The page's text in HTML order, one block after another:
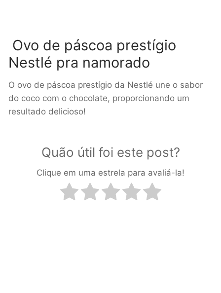
Ovo de páscoa prestígio
Nestlé pra namorado
O ovo de páscoa prestígio da Nestlé une o sabor
do coco com o chocolate, proporcionando um
resultado delicioso!
Quão útil foi este post?
Clique em uma estrela para avaliá-la!